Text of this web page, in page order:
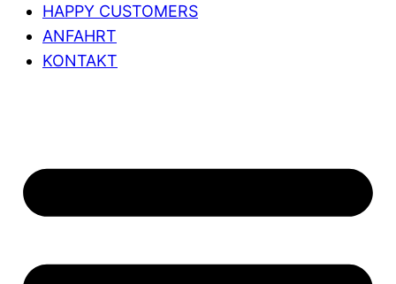
HAPPY CUSTOMERS
ANFAHRT
KONTAKT